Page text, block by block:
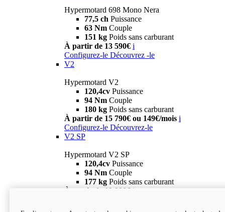
Hypermotard 698 Mono Nera
77,5 ch Puissance
63 Nm Couple
151 kg Poids sans carburant
À partir de 13 590€ i
Configurez-le Découvrez -le
V2
Hypermotard V2
120,4cv Puissance
94 Nm Couple
180 kg Poids sans carburant
À partir de 15 790€ ou 149€/mois i
Configurez-le Découvrez-le
V2 SP
Hypermotard V2 SP
120,4cv Puissance
94 Nm Couple
177 kg Poids sans carburant
À partir de 19 990€ i
new
V2 SP 100